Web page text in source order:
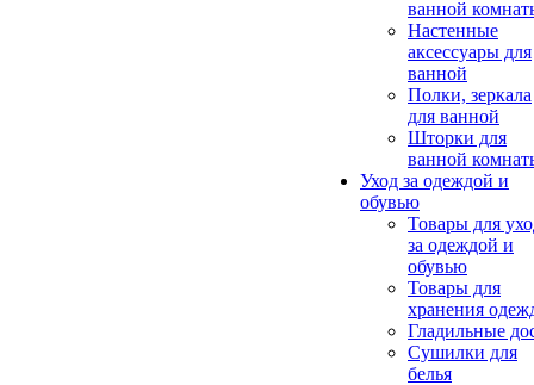
ванной
Настенные
аксессуары для
ванной
Полки, зеркала
для ванной
Шторки для
ванной
Уход за одеждой и
обувью
Товары для
за одеждой и
обувью
Товары для
хранения
Гладильные
Сушилки для
белья